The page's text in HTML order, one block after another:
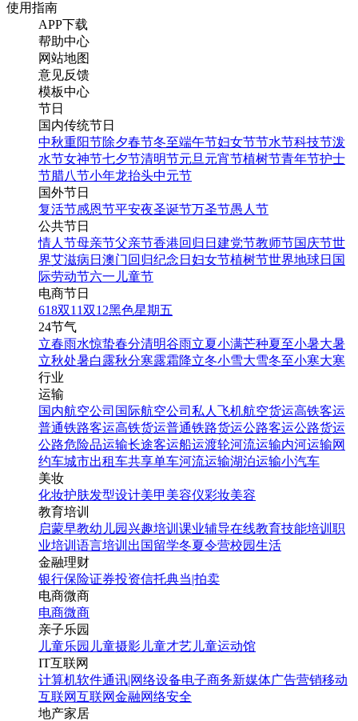
使用指南
APP下载
帮助中心
网站地图
意见反馈
模板中心
节日
国内传统节日
中秋重阳节除夕春节冬至端午节妇女节节水节科技节泼
水节女神节七夕节清明节元旦 元宵节植树节青年节护士
节腊八节小年龙抬头中元节
国外节日
复活节感恩节平安夜圣诞节万圣节愚人节
公共节日
情人节母亲节父亲节香港回归日 建党节教师节国庆节世
界艾滋病日 澳门回归纪念日 妇女节植树节世界地球日 国
际劳动节六一儿童节
电商节日
618双11双12黑色星期五
24节气
立春雨水惊蛰春分清明谷雨立夏小满芒种夏至小暑大暑
立秋处暑白露秋分寒露霜降立冬小雪大雪冬至小寒大寒
行业
运输
国内航空公司 国际航空公司 私人飞机航空货运高铁客运
普通铁路客运高铁货运普通铁路货运公路客运公路货运
公路危险品运输长途客运船运渡轮河流运输内河运输网
约车城市出租车共享单车河流运输湖泊运输小汽车
美妆
化妆护肤发型设计美甲 美容仪彩妆美容
教育培训
启蒙早教幼儿园 兴趣培训 课业辅导在线教育技能培训 职
业培训 语言培训 出国留学冬夏令营校园生活
金融理财
银行保险证券投资信托典当|拍卖
电商微商
电商微商
亲子乐园
儿童乐园 儿童摄影 儿童才艺 儿童运动馆
IT互联网
计算机软件通讯|网络设备电子商务新媒体广告营销移动
互联网互联网金融网络安全
地产家居